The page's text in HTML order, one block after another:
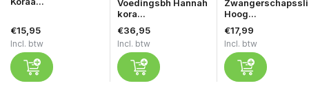
€15,95
Incl. btw
Voedingsbh Hannah
kora...
€36,95
Incl. btw
Hoog...
€17,99
Incl. btw